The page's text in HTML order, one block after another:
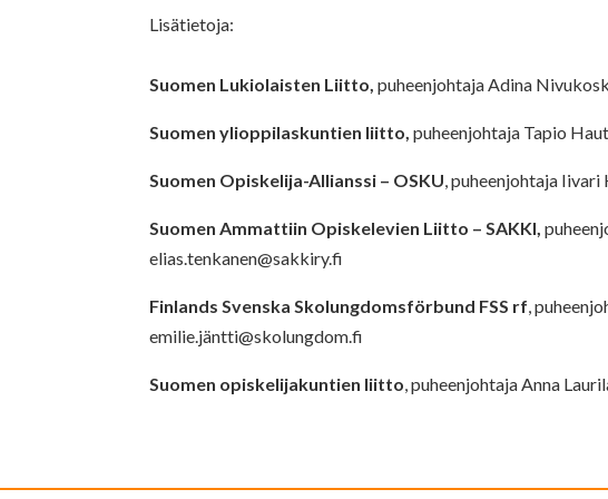
Lisätietoja:
Suomen Lukiolaisten Liitto,puheenjohtaja Adina
Suomen ylioppilaskuntien liitto,puheenjohtaja Tapio
Suomen Opiskelija-Allianssi – OSKU , puheenjohtaja
Suomen Ammattiin Opiskelevien Liitto – SAKKI,
elias.tenkanen@sakkiry.fi
Finlands Svenska Skolungdomsförbund FSS rf ,
emilie.jäntti@skolungdom.fi
Suomen opiskelijakuntien liitto ,puheenjohtaja Anna